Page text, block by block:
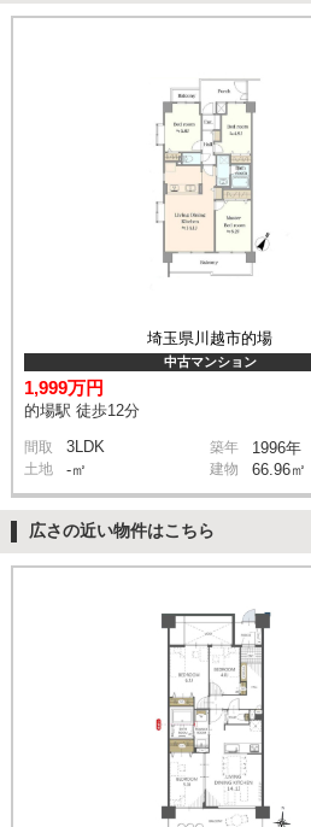
埼玉県川越市的場
中古マンション
1,999万円
的場駅 徒歩12分
間取 3LDK 築年 1996年
土地 -㎡ 建物 66.96㎡
広さの近い物件はこちら